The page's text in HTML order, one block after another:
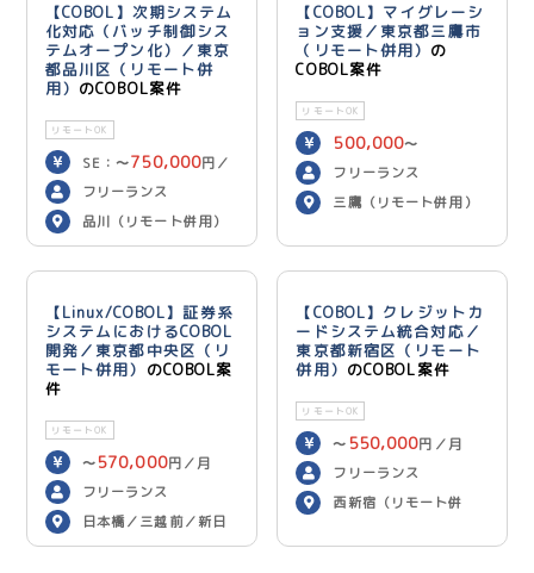
【COBOL】次期システム
化対応（バッチ制御シス
テムオープン化）／東京
都品川区（リモート併
用） のCOBOL案件
リモートOK
SE：〜750,000円／
月 PG：〜700,000
／月
フリーランス
品川（リモート併用）
【COBOL】マイグレーシ
ョン支援／東京都三鷹市
（リモート併用） の
COBOL案件
リモートOK
500,000〜
600,000 円／月
フリーランス
三鷹（リモート併用）
【Linux/COBOL】証券系
システムにおけるCOBOL
開発／東京都中央区（リ
モート併用） のCOBOL案
件
リモートOK
〜 570,000円／月
フリーランス
日本橋／三越前／新日
本橋（リモート併用）
【COBOL】クレジットカ
ードシステム統合対応／
東京都新宿区（リモート
併用） のCOBOL案件
リモートOK
〜 550,000円／月
フリーランス
西新宿（リモート併